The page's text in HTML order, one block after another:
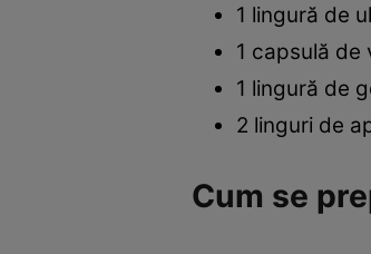
1 lingură de
1 capsulă de
1 lingură de
2 linguri de
Cum se